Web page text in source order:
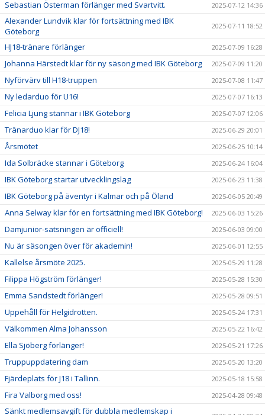
Sebastian Österman förlänger med Svartvitt. 2025-07-12 14:36
Alexander Lundvik klar för fortsättning med IBK
Göteborg
2025-07-11 18:52
HJ18-tränare förlänger 2025-07-09 16:28
Johanna Härstedt klar för ny säsong med IBK Göteborg 2025-07-09 11:20
Nyförvärv till H18-truppen 2025-07-08 11:47
Ny ledarduo för U16! 2025-07-07 16:13
Felicia Ljung stannar i IBK Göteborg 2025-07-07 12:06
Tränarduo klar för DJ18! 2025-06-29 20:01
Årsmötet 2025-06-25 10:14
Ida Solbräcke stannar i Göteborg 2025-06-24 16:04
IBK Göteborg startar utvecklingslag 2025-06-23 11:38
IBK Göteborg på äventyr i Kalmar och på Öland 2025-06-05 20:49
Anna Selway klar för en fortsättning med IBK Göteborg! 2025-06-03 15:26
Damjunior-satsningen är officiell! 2025-06-03 09:00
Nu är säsongen över för akademin! 2025-06-01 12:55
Kallelse årsmöte 2025. 2025-05-29 11:28
Filippa Högström förlänger! 2025-05-28 15:30
Emma Sandstedt förlänger! 2025-05-28 09:51
Uppehåll för Helgidrotten. 2025-05-24 17:31
Välkommen Alma Johansson 2025-05-22 16:42
Ella Sjöberg förlänger! 2025-05-21 17:26
Truppuppdatering dam 2025-05-20 13:20
Fjärdeplats för J18 i Tallinn. 2025-05-18 15:58
Fira Valborg med oss! 2025-04-28 09:48
Sänkt medlemsavgift för dubbla medlemskap i